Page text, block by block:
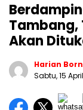
Tambang,
Akan
Harian
Sabtu, 15